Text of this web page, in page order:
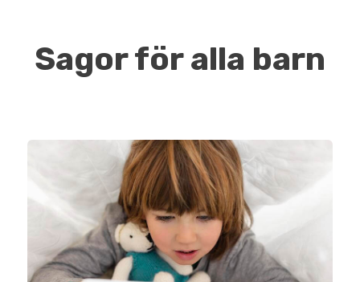
Sagor för alla barn